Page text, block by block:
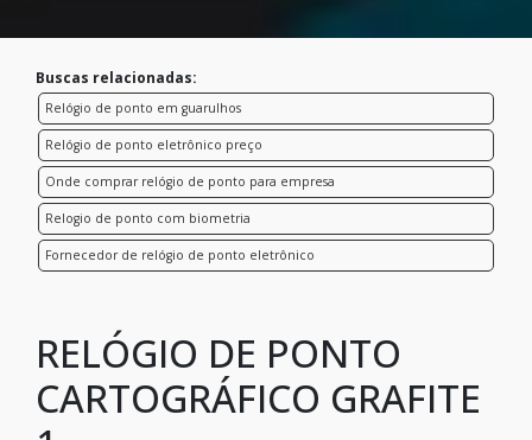
Buscas relacionadas:
Relógio de ponto em guarulhos
Relógio de ponto eletrônico preço
Onde comprar relógio de ponto para empresa
Relogio de ponto com biometria
Fornecedor de relógio de ponto eletrônico
RELÓGIO DE PONTO
CARTOGRÁFICO GRAFITE